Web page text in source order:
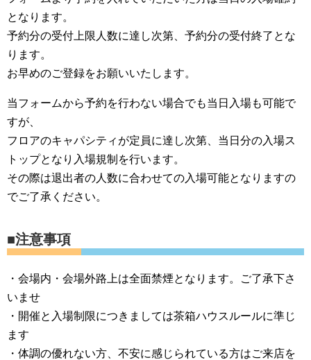
となります。
予約分の受付上限人数に達し次第、予約分の受付終了とな
ります。
お早めのご登録をお願いいたします。
当フォームから予約を行わない場合でも当日入場も可能で
すが、
フロアのキャパシティが定員に達し次第、当日分の入場ス
トップとなり入場規制を行います。
その際は退出者の人数に合わせての入場可能となりますの
でご了承ください。
■注意事項
・会場内・会場外路上は全面禁煙となります。ご了承下さ
いませ
・開催と入場制限につきましては茶箱ハウスルールに準じ
ます
・体調の優れない方、不安に感じられている方はご来店を